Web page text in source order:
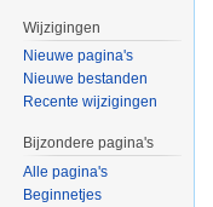
Wijzigingen
Nieuwe pagina's
Nieuwe bestanden
Recente wijzigingen
Bijzondere pagina's
Alle pagina's
Beginnetjes